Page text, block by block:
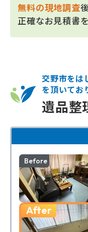
無料の現地調査
正確なお見積書
交野市をは
を頂いてお
遺品整
Before
After